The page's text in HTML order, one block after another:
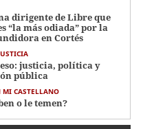
dirigente de Libre que
“la más odiada” por la
en Cortés
justicia, política y
pública
MI CASTELLANO
o le temen?